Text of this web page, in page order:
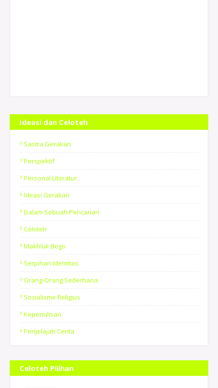
Ideasi dan Celoteh
Sastra Gerakan
Perspektif
Personal Literatur
Ideasi Gerakan
Dalam Sebuah Pencarian
Celoteh
Makhluk Bego
Serpihan Identitas
Orang-Orang Sederhana
Sosialisme Religius
Kepenulisan
Penjelajah Cerita
Celoteh Pilihan